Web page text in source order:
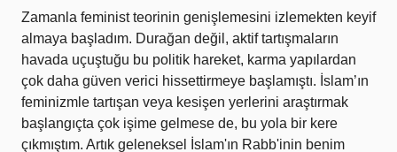
Zamanla feminist teorinin genişlemesini izlemekten keyif
almaya başladım. Durağan değil, aktif tartışmaların
havada uçuştuğu bu politik hareket, karma yapılardan
çok daha güven verici hissettirmeye başlamıştı. İslam’ın
feminizmle tartışan veya kesişen yerlerini araştırmak
başlangıçta çok işime gelmese de, bu yola bir kere
çıkmıştım. Artık geleneksel İslam'ın Rabb'inin benim